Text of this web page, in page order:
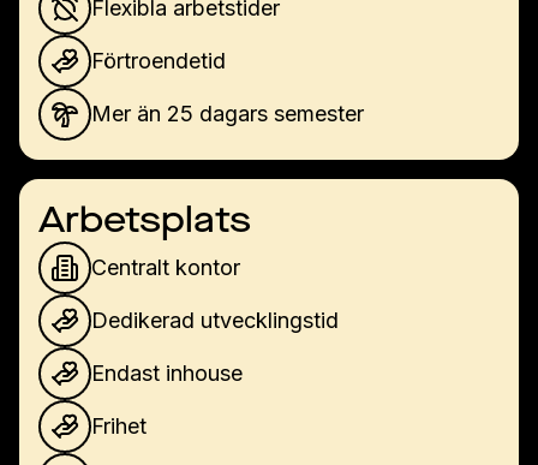
Flexibla arbetstider
Förtroendetid
Mer än 25 dagars semester
Arbetsplats
Centralt kontor
Dedikerad utvecklingstid
Endast inhouse
Frihet